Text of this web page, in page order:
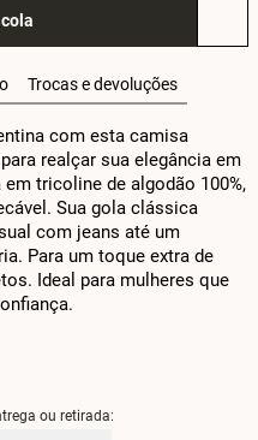
Trocas e devoluções
com esta camisa
realçar sua elegância em
tricoline de algodão 100%,
Sua gola clássica
com jeans até um
Para um toque extra de
Ideal para mulheres que
ou retirada: